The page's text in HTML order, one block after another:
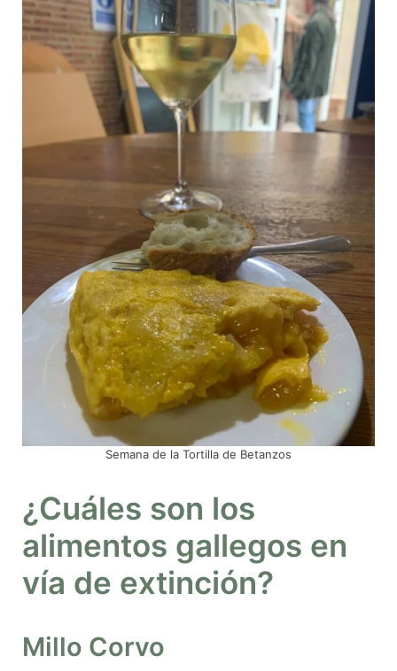
Semana de la Tortilla de Betanzos
¿Cuáles son los
alimentos gallegos en
vía de extinción?
Millo Corvo